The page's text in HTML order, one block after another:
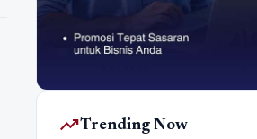
trending_upTrending Now